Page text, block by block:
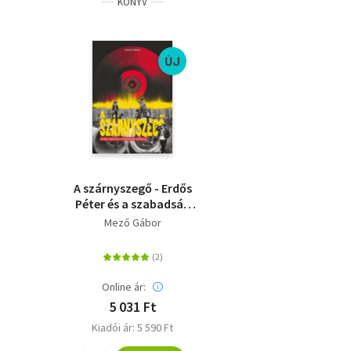
ÚJ
A szárnyszegő - Erdős
Péter és a szabadság
vándorai
Mező Gábor
Online ár:
5 031 Ft
Kiadói ár: 5 590 Ft